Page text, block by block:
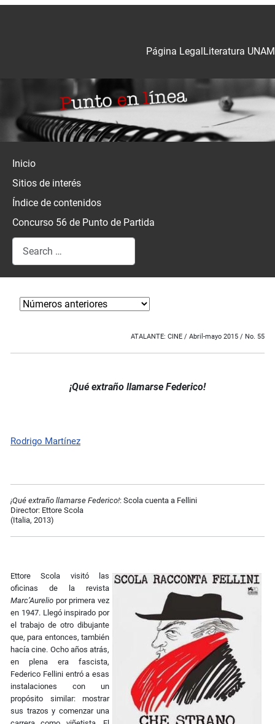
Literatura UNAM
Página Legal
Inicio
Sitios de interés
Índice de contenidos
Concurso 56 de Punto de Partida
Search
ATALANTE: CINE / Abril-mayo 2015 / No. 55
¡Qué extraño llamarse Federico!
Rodrigo Martínez
¡Qué extraño llamarse Federico!: Scola cuenta a Fellini
Director: Ettore Scola
(Italia, 2013)
Ettore Scola visitó las
oficinas de la revista
Marc’Aurelio por primera vez
en 1947. Llegó inspirado por
el trabajo de otro dibujante
que, para entonces, también
hacía cine. Ocho años atrás,
en plena era fascista,
Federico Fellini entró a esas
instalaciones con un
propósito similar: mostrar
sus trazos y comenzar una